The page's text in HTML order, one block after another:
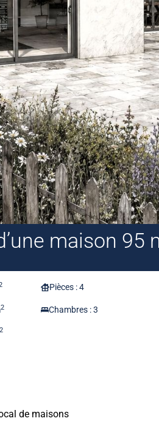
maison 95
2
2
Pièces : 4
Chambres : 3
de maisons